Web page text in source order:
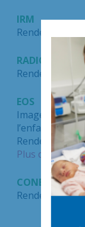
IRM
Rendez-vous
RADIOLOGIE
Rendez-vous :
EOS
Imagerie
l’enfant et
Rendez-vous :
Plus
CONE BEAM
Rendez- vous :